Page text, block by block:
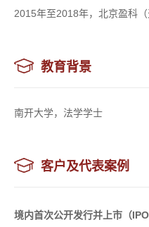
2015年至2018年，北京盈科
教育背景
南开大学，法学学士
客户及代表案例
境内首次公开发行并上市（